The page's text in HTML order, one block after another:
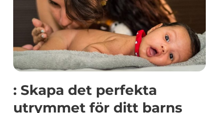
: Skapa det perfekta
utrymmet för ditt barns